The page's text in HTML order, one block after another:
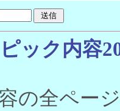
ック内容
の全ペー